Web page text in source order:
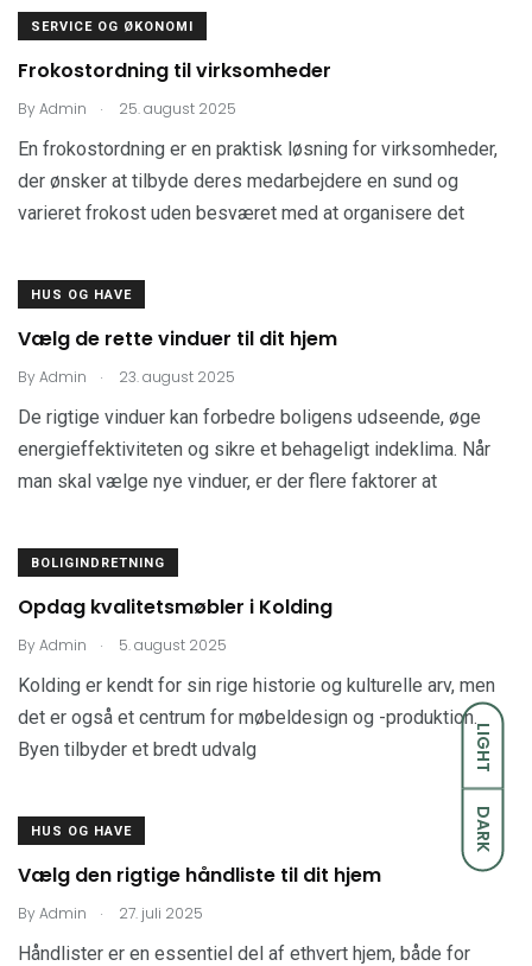
LIGHT
DARK
SERVICE OG ØKONOMI
Frokostordning til virksomheder
ByAdmin . 25. august 2025
En frokostordning er en praktisk løsning for virksomheder,
der ønsker at tilbyde deres medarbejdere en sund og
varieret frokost uden besværet med at organisere det
HUS OG HAVE
Vælg de rette vinduer til dit hjem
ByAdmin . 23. august 2025
De rigtige vinduer kan forbedre boligens udseende, øge
energieffektiviteten og sikre et behageligt indeklima. Når
man skal vælge nye vinduer, er der flere faktorer at
BOLIGINDRETNING
Opdag kvalitetsmøbler i Kolding
ByAdmin . 5. august 2025
Kolding er kendt for sin rige historie og kulturelle arv, men
det er også et centrum for møbeldesign og -produktion.
Byen tilbyder et bredt udvalg
HUS OG HAVE
Vælg den rigtige håndliste til dit hjem
ByAdmin . 27. juli 2025
Håndlister er en essentiel del af ethvert hjem, både for